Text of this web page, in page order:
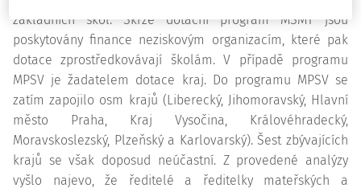
základních škol. Skrze dotační program MŠMT jsou
poskytovány finance neziskovým organizacím, které pak
dotace zprostředkovávají školám. V případě programu
MPSV je žadatelem dotace kraj. Do programu MPSV se
zatím zapojilo osm krajů (Liberecký, Jihomoravský, Hlavní
město Praha, Kraj Vysočina, Královéhradecký,
Moravskoslezský, Plzeňský a Karlovarský). Šest zbývajících
krajů se však doposud neúčastní. Z provedené analýzy
vyšlo najevo, že ředitelé a ředitelky mateřských a